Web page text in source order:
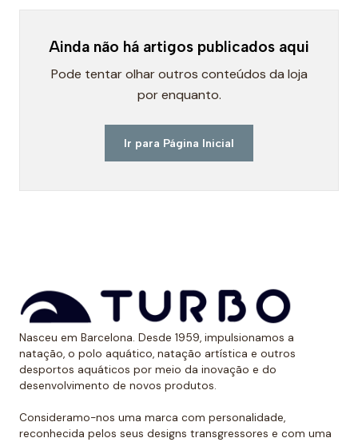
Ainda não há artigos publicados aqui
Pode tentar olhar outros conteúdos da loja
por enquanto.
Ir para Página Inicial
Nasceu em Barcelona. Desde 1959, impulsionamos a
natação, o polo aquático, natação artística e outros
desportos aquáticos por meio da inovação e do
desenvolvimento de novos produtos.
Consideramo-nos uma marca com personalidade,
reconhecida pelos seus designs transgressores e com uma